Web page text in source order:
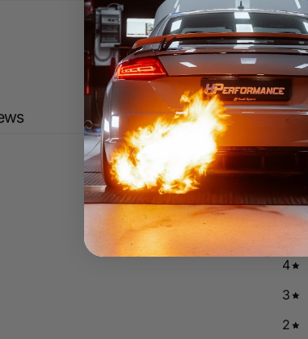
5
4
3
2